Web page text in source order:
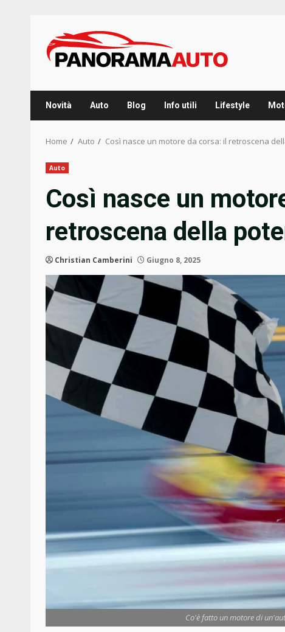
content
Novità Auto Blog Info utili Lifestyle
Home Auto Così nasce un motore da corsa: il retroscena
Auto
Così nasce un
retroscena della
Christian Camberini Giugno 8, 2025
Co'è fatto un motore di